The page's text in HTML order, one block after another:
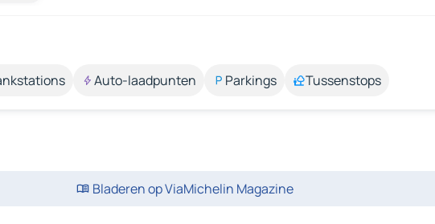
Auto-laadpunten Parkings Tussenstops
Bladeren op ViaMichelin Magazine